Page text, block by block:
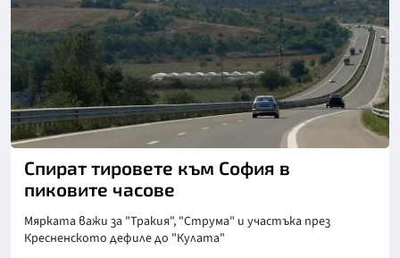
Снимка: БТА
Спират тировете към София в
пиковите часове
Мярката важи за "Тракия", "Струма" и участъка през
Кресненското дефиле до "Кулата"